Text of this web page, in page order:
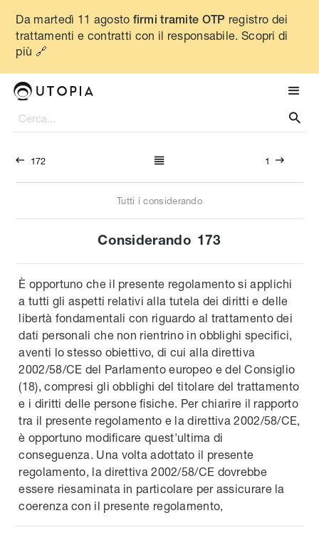
Da martedì 11 agosto firmi tramite OTP registro dei
trattamenti e contratti con il responsabile. Scopri di
più 🔗

 172  1 
Tutti i considerando
Considerando 173
È opportuno che il presente regolamento si applichi
a tutti gli aspetti relativi alla tutela dei diritti e delle
libertà fondamentali con riguardo al trattamento dei
dati personali che non rientrino in obblighi specifici,
aventi lo stesso obiettivo, di cui alla direttiva
2002/58/CE del Parlamento europeo e del Consiglio
(18), compresi gli obblighi del titolare del trattamento
e i diritti delle persone fisiche. Per chiarire il rapporto
tra il presente regolamento e la direttiva 2002/58/CE,
è opportuno modificare quest'ultima di
conseguenza. Una volta adottato il presente
regolamento, la direttiva 2002/58/CE dovrebbe
essere riesaminata in particolare per assicurare la
coerenza con il presente regolamento,